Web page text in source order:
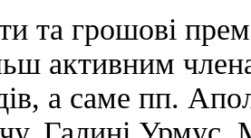
та грошові
активним
а саме пп.